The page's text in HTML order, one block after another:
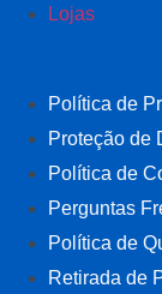
Lojas
Política de
Proteção de
Política de
Perguntas
Política de
Retirada de